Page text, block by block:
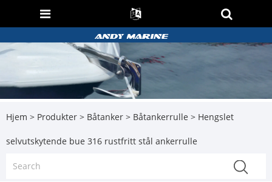
Hjem > Produkter > Båtanker > Båtankerrulle > Hengslet
selvutskytende bue 316 rustfritt stål ankerrulle